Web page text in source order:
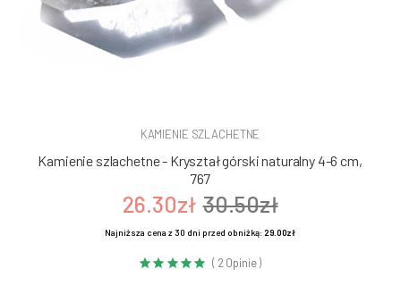
KAMIENIE SZLACHETNE
Kamienie szlachetne - Kryształ górski naturalny 4-6 cm,
767
26.30zł 30.50zł
Najniższa cena z 30 dni przed obniżką:29.00zł
( 2 Opinie )